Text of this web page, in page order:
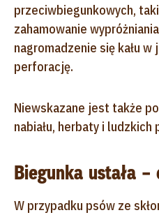
przeciwbiegunkowych,
zahamowanie
nagromadzenie się kału
perforację.
Niewskazane jest także
nabiału, herbaty i ludzkich
Biegunka ustała
W przypadku psów ze